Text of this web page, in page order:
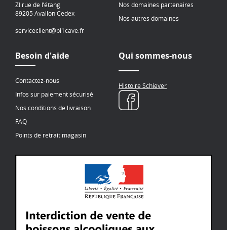
ZI rue de l’étang
89205 Avallon Cedex
serviceclient@bi1cave.fr
Nos domaines partenaires
Nos autres domaines
Besoin d'aide
Contactez-nous
Infos sur paiement sécurisé
Nos conditions de livraison
FAQ
Points de retrait magasin
Qui sommes-nous
Histoire Schiever